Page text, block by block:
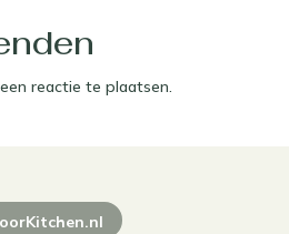
reactie te plaatsen.